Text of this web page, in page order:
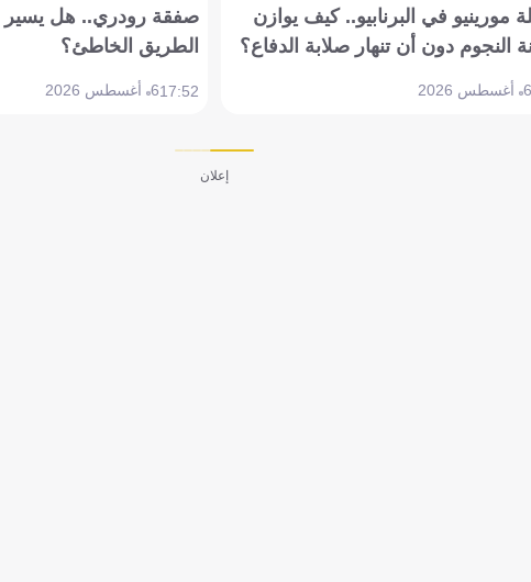
مورينيو في البرنابيو.. كيف يوازن
النجوم دون أن تنهار صلابة الدفاع؟
6 أغسطس 2026
صفقة رودري.. هل يسير
الطريق الخاطئ؟
17:526 أغسطس 2026
إعلان